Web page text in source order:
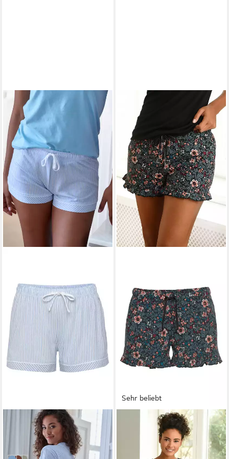
S.OLIVER
Pyjamashorts (1-tlg) Mit
Kontrastpaspel-Abschlüssen
16,99 €
Sehr beliebt
Pyjamashorts im Allover-
Muster mit Kräuselsäumen